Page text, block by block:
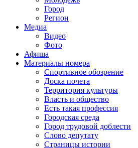
Город
Регион
Медиа
Видео
Фото
Афиша
Материалы номера
Спортивное обозрение
Доска почета
Территория культуры
Власть и общество
Есть такая профессия
Городская среда
Город трудовой доблести
Слово депутату
Страницы истории